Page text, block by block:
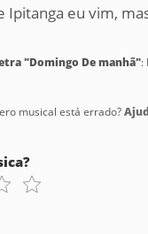
Ipitanga eu vim,
"Domingo De manhã":
musical está errado?